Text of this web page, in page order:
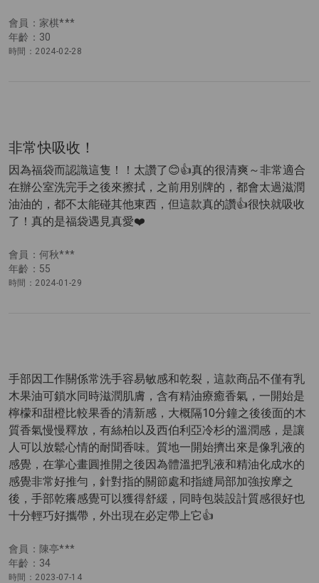
會員：家棋***
年齡：30
時間：2024-02-28
會員：何秋***
年齡：55
時間：2024-01-29
非常快吸收！
因為福袋而認識這隻！！太讚了😊👍真的很清爽～非常適合
在辦公室洗完手之後來擦拭，之前用別牌的，都會太過滋潤
油油的，都不太能碰其他東西，但這款真的讚👍很快就吸收
了！真的是福袋遇見真愛❤️
會員：陳亭***
年齡：34
時間：2023-07-14
手部因工作關係常洗手容易敏感和乾裂，這款商品不僅有乳
木果油可鎖水同時滋潤肌膚，含有精油療癒香氣，一開始是
檸檬和甜橙比較果香的清新感，大概隔10分鐘之後後面的木
質香氣慢慢釋放，有絲柏以及西伯利亞冷杉的溫潤感，是讓
人可以放鬆心情的耐聞香味。質地一開始擠出來是像乳液的
感覺，在掌心畫圓推開之後因為體溫把乳液和精油化成水的
感覺非常好推勻，針對指的關節處和指縫局部加強按摩之
後，手部乾癢感覺可以獲得舒緩，同時包裝設計質感很好也
十分輕巧好攜帶，外出現在必定帶上它👍